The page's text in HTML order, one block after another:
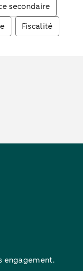
secondaire
Fiscalité
engagement.